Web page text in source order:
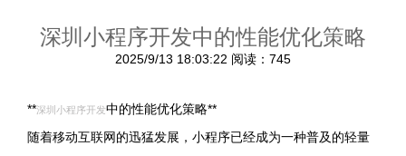
深圳小程序开发中的性能优化策略
2025/9/13 18:03:22 阅读：745
**深圳小程序开发中的性能优化策略**
随着移动互联网的迅猛发展，小程序已经成为一种普及的轻量